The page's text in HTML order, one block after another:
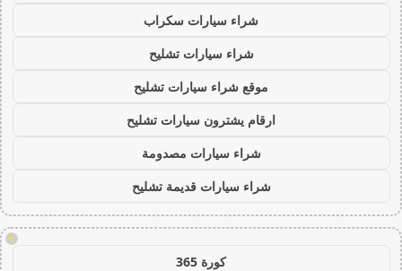
شراء سيارات سكراب
شراء سيارات تشليح
موقع شراء سيارات تشليح
ارقام يشترون سيارات تشليح
شراء سيارات مصدومة
شراء سيارات قديمة تشليح
!
كورة 365